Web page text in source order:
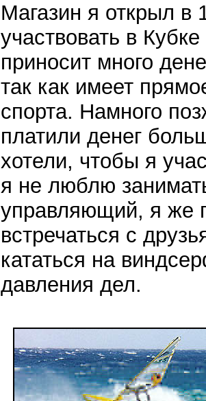
Магазин я открыл в
участвовать в
приносит много
так как имеет
спорта. Намного
платили денег
хотели, чтобы я
я не люблю
управляющий, я же
встречаться с
кататься на
давления дел.